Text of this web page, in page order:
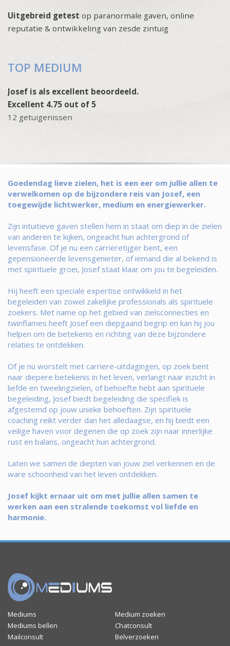
Uitgebreid getest op paranormale gaven, online
reputatie & ontwikkeling van zesde zintuig
TOP MEDIUM
Josef is als excellent beoordeeld.
Excellent 4.75 out of 5
12 getuigenissen
Goedendag lieve zielen, het is een eer om jullie allen te
verwelkomen op de bijzondere reis van Josef, een
toegewijde lichtwerker, medium en energiewerker.
Zijn intuitieve gaven stellen hem in staat om diep in de zielen
van anderen te kijken, ongeacht hun achtergrond of
levensfase. Of je nu een carrieretijger bent, een
gepensioneerde levensgenieter, of iemand die al bekend is
met spirituele groei, Josef staat klaar om jou te begeleiden.
Hij heeft een speciale expertise ontwikkeld in het
begeleiden van zowel zakelijke professionals als spirituele
zoekers. Met name op het gebied van zielsconnecties en
twinflames heeft Josef een diepgaand begrip en kan hij jou
helpen om de betekenis en richting van deze bijzondere
relaties te ontdekken.
Of je nu worstelt met carriere-uitdagingen, op zoek bent
naar diepere betekenis in het leven, verlangt naar inzicht in
liefde en tweelingzielen, of behoefte hebt aan spirituele
begeleiding, Josef biedt begeleiding die specifiek is
afgestemd op jouw unieke behoeften. Zijn spirituele
coaching reikt verder dan het alledaagse, en hij biedt een
veilige haven voor degenen die op zoek zijn naar innerlijke
rust en balans, ongeacht hun achtergrond.
Laten we samen de diepten van jouw ziel verkennen en de
ware schoonheid van het leven ontdekken.
Josef kijkt ernaar uit om met jullie allen samen te
werken aan een stralende toekomst vol liefde en
harmonie.
Mediums
Medium zoeken
Mediums bellen
Chatconsult
Mailconsult
Belverzoeken